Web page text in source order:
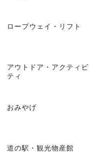
ロープウェイ・リフト
アウトドア・アクティビ
ティ
おみやげ
道の駅・観光物産館